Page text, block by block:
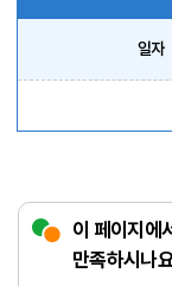
일자
이 페이지에
만족하시나